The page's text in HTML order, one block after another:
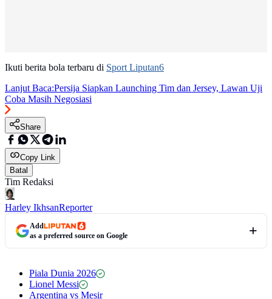
Ikuti berita bola terbaru di Sport Liputan6
Lanjut Baca:Persija Siapkan Launching Tim dan Jersey, Lawan Uji
Coba Masih Negosiasi
Share
Copy Link
Batal
Tim Redaksi
Harley IkhsanReporter
Add
as a preferred source on Google
Piala Dunia 2026
Lionel Messi
Argentina vs Mesir